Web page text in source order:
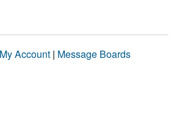
My Account | Message Boards